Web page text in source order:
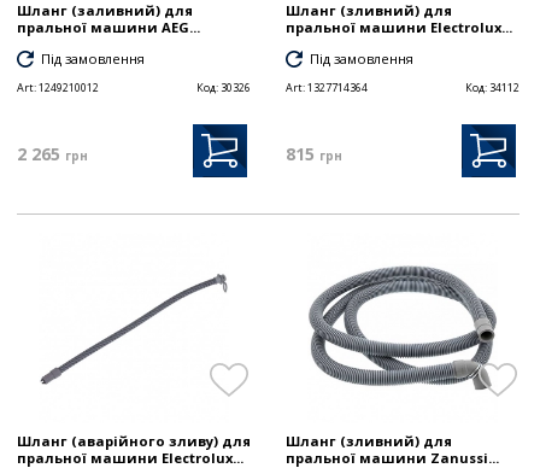
Шланг (заливний) для
пральної машини AEG...
Під замовлення
Art:1249210012 Код: 30326
2 265 грн
Шланг (зливний) для
пральної машини Electrolux...
Під замовлення
Art:1327714364 Код: 34112
815 грн
Шланг (аварійного зливу) для
пральної машини Electrolux...
Шланг (зливний) для
пральної машини Zanussi...